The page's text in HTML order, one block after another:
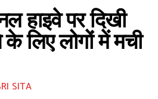
हाइवे पर दिखी
लिए लोगों में मची
SITA